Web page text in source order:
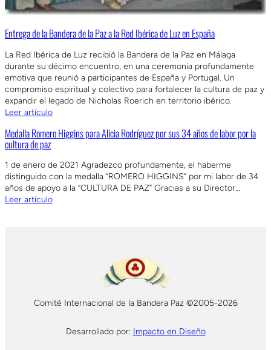
Entrega de la Bandera de la Paz a la Red Ibérica de Luz en España
La Red Ibérica de Luz recibió la Bandera de la Paz en Málaga
durante su décimo encuentro, en una ceremonia profundamente
emotiva que reunió a participantes de España y Portugal. Un
compromiso espiritual y colectivo para fortalecer la cultura de paz y
expandir el legado de Nicholas Roerich en territorio ibérico.
Leer artículo
Medalla Romero Higgins para Alicia Rodríguez por sus 34 años de labor por la
cultura de paz
1 de enero de 2021 Agradezco profundamente, el haberme
distinguido con la medalla “ROMERO HIGGINS” por mi labor de 34
años de apoyo a la “CULTURA DE PAZ” Gracias a su Director…
Leer artículo
Comité Internacional de la Bandera Paz ©2005-2026
Desarrollado por: Impacto en Diseño